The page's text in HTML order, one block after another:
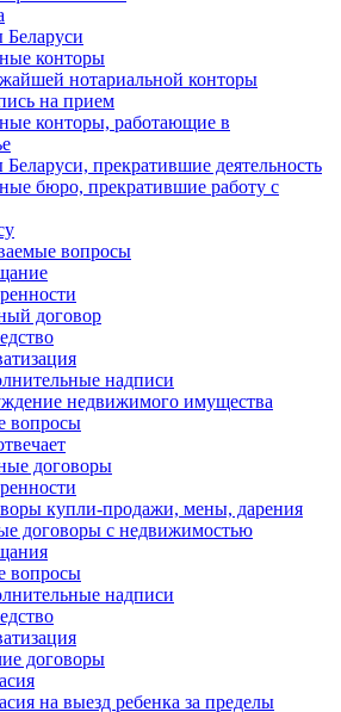
конторы
нотариальной конторы
на прием
конторы, работающие в
прекратившие деятельность
бюро, прекратившие работу с
вопросы
договор
надписи
недвижимого имущества
вопросы
договоры
купли-продажи, мены, дарения
договоры с недвижимостью
вопросы
надписи
договоры
на выезд ребенка за пределы